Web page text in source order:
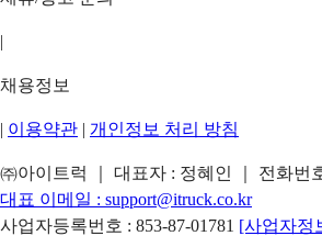
|
채용정보
| 이용약관 | 개인정보 처리 방침
㈜아이트럭 ｜ 대표자 : 정혜인 ｜ 전화번
대표 이메일 : support@itruck.co.kr
사업자등록번호 : 853-87-01781 [사업자정